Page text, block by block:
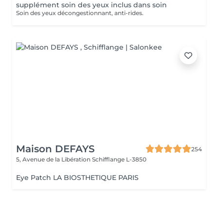
supplément soin des yeux inclus dans soin
Soin des yeux décongestionnant, anti-rides.
Maison DEFAYS
254
5, Avenue de la Libération Schifflange L-3850
Eye Patch LA BIOSTHETIQUE PARIS